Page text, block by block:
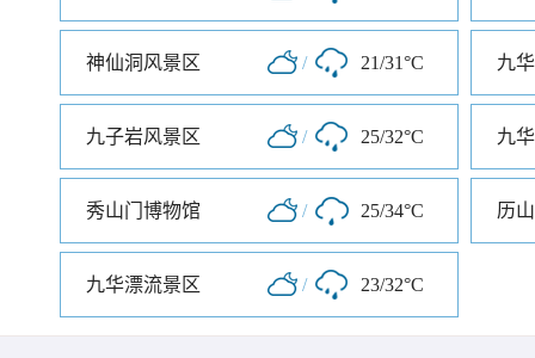
神仙洞风景区 / 21/31°C 九
九子岩风景区 / 25/32°C 九
秀山门博物馆 / 25/34°C 历
九华漂流景区 / 23/32°C